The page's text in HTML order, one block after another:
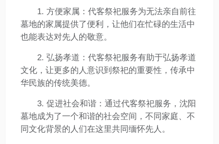
1. 方便家属：代客祭祀服务为无法亲自前往
墓地的家属提供了便利，让他们在忙碌的生活中
也能表达对先人的敬意。
2. 弘扬孝道：代客祭祀服务有助于弘扬孝道
文化，让更多的人意识到祭祀的重要性，传承中
华民族的传统美德。
3. 促进社会和谐：通过代客祭祀服务，沈阳
墓地成为了一个和谐的社会空间，不同家庭、不
同文化背景的人们在这里共同缅怀先人。